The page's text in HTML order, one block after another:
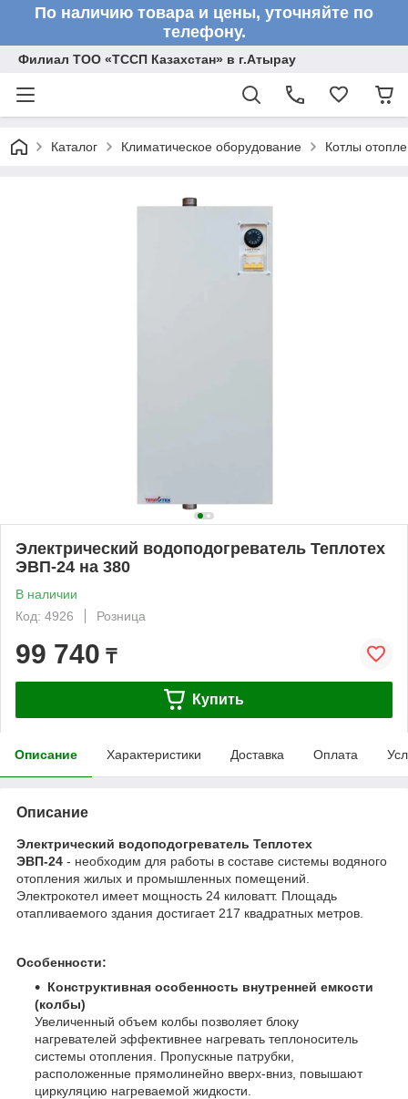
По наличию товара и цены, уточняйте по
телефону.
Филиал ТОО «ТССП Казахстан» в г.Атырау
Каталог Климатическое оборудование Котлы
Электрический водоподогреватель Теплотех
ЭВП-24 на 380
В наличии
Код: 4926
Розница
99 740 ₸
Купить
Описание Характеристики Доставка Оплата
Описание
Электрический водоподогреватель Теплотех
ЭВП-24 - необходим для работы в составе системы водяного
отопления жилых и промышленных помещений.
Электрокотел имеет мощность 24 киловатт. Площадь
отапливаемого здания достигает 217 квадратных метров.
Особенности:
Конструктивная особенность внутренней емкости
(колбы)
Увеличенный объем колбы позволяет блоку
нагревателей эффективнее нагревать теплоноситель
системы отопления. Пропускные патрубки,
расположенные прямолинейно вверх-вниз, повышают
циркуляцию нагреваемой жидкости.